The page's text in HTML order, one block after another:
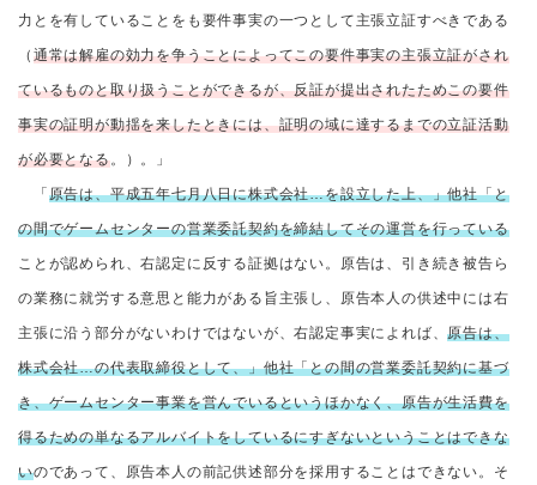
力とを有していることをも要件事実の一つとして主張立証すべきである
（ 通常は解雇の効力を争うことによってこの要件事実の主張立証がされ
ているものと取り扱うことができるが、反証が提出されたためこの要件
事実の証明が動揺を来したときには、証明の域に達するまでの立証活動
が必要となる。）。」
「原告は、平成五年七月八日に株式会社…を設立した上、」他社「と
の間でゲームセンターの営業委託契約を締結してその運営を行っている
ことが認められ、右認定に反する証拠はない。原告は、引き続き被告ら
の業務に就労する意思と能力がある旨主張し、原告本人の供述中には右
主張に沿う部分がないわけではないが、右認定事実によれば、原告は、
株式会社…の代表取締役として、」他社「との間の営業委託契約に基づ
き、ゲームセンター事業を営んでいるというほかなく、原告が生活費を
得るための単なるアルバイトをしているにすぎないということはできな
いのであって、原告本人の前記供述部分を採用することはできない。そ